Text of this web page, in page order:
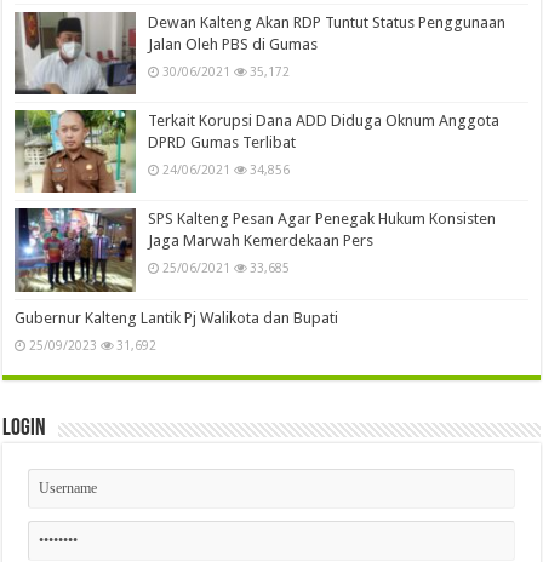
Dewan Kalteng Akan RDP Tuntut Status Penggunaan
Jalan Oleh PBS di Gumas
30/06/2021 35,172
Terkait Korupsi Dana ADD Diduga Oknum Anggota
DPRD Gumas Terlibat
24/06/2021 34,856
SPS Kalteng Pesan Agar Penegak Hukum Konsisten
Jaga Marwah Kemerdekaan Pers
25/06/2021 33,685
Gubernur Kalteng Lantik Pj Walikota dan Bupati
25/09/2023 31,692
Login